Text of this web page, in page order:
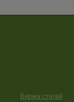
Биржа статей